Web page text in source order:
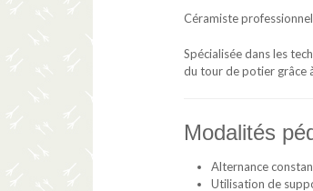
Céramiste
Spécialisée dans les
du tour de potier grâce
Modalités
Alternance
Utilisation de